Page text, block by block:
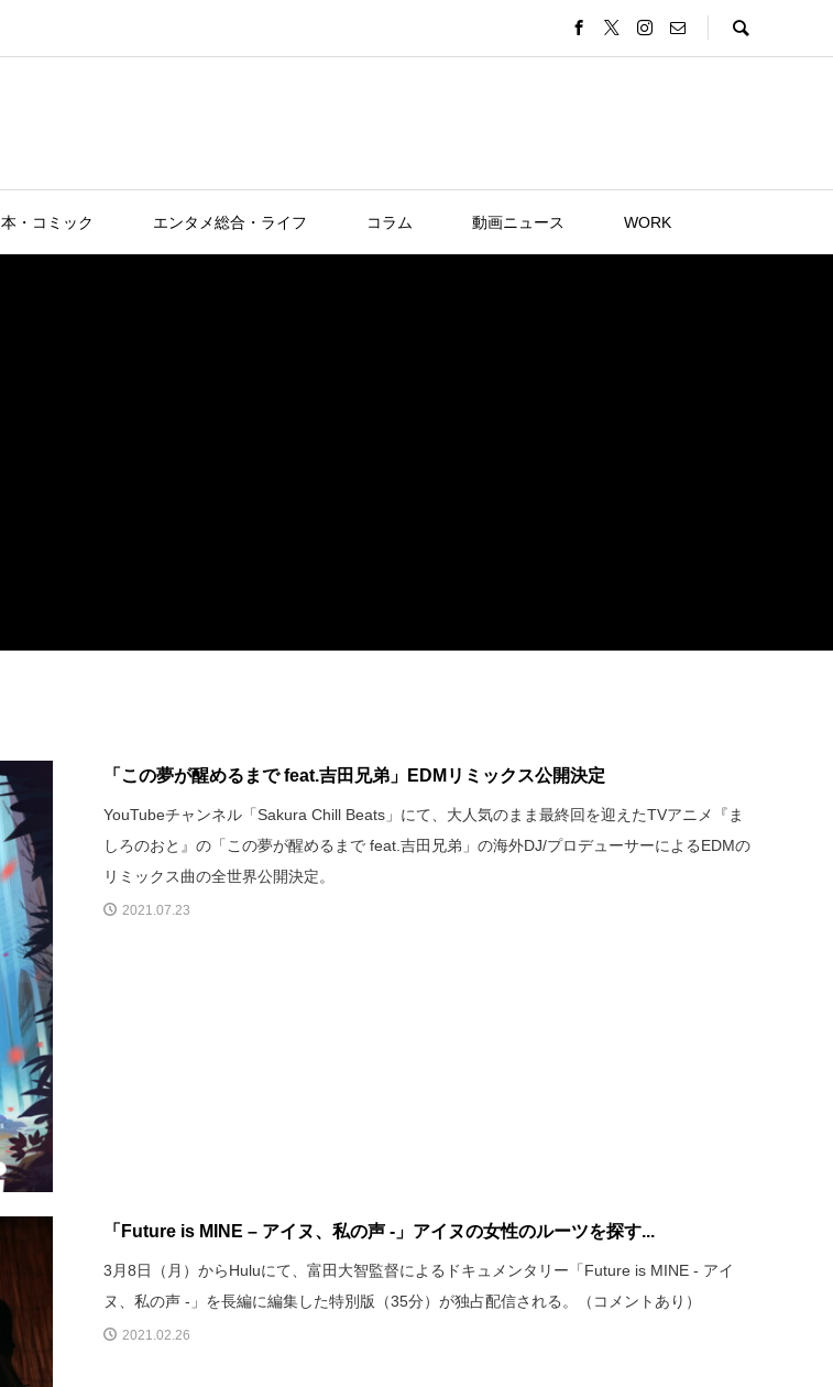
本・コミック エンタメ総合・ライフ コラム 動画ニュース WORK
「この夢が醒めるまで feat.吉田兄弟」EDMリミックス公開決定
YouTubeチャンネル「Sakura Chill Beats」にて、大人気のまま最終回を迎えたTVアニメ『ま
しろのおと』の「この夢が醒めるまで feat.吉田兄弟」の海外DJ/プロデューサーによるEDMの
リミックス曲の全世界公開決定。
2021.07.23
「Future is MINE – アイヌ、私の声 -」アイヌの女性のルーツを探す...
3月8日（月）からHuluにて、富田大智監督によるドキュメンタリー「Future is MINE - アイ
ヌ、私の声 -」を長編に編集した特別版（35分）が独占配信される。（コメントあり）
2021.02.26